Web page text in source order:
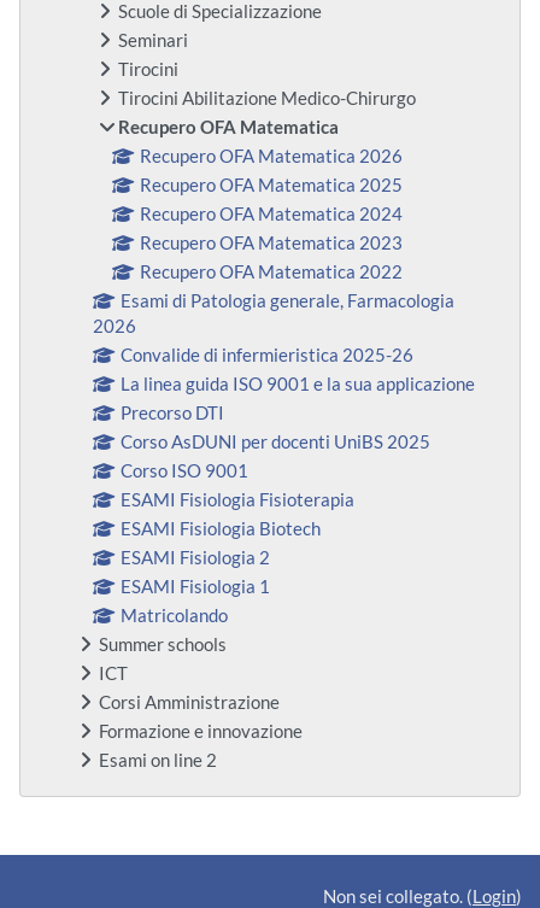
Scuole di Specializzazione
Seminari
Tirocini
Tirocini Abilitazione Medico-Chirurgo
Recupero OFA Matematica
Recupero OFA Matematica 2026
Recupero OFA Matematica 2025
Recupero OFA Matematica 2024
Recupero OFA Matematica 2023
Recupero OFA Matematica 2022
Esami di Patologia generale, Farmacologia
2026
Convalide di infermieristica 2025-26
La linea guida ISO 9001 e la sua applicazione
Precorso DTI
Corso AsDUNI per docenti UniBS 2025
Corso ISO 9001
ESAMI Fisiologia Fisioterapia
ESAMI Fisiologia Biotech
ESAMI Fisiologia 2
ESAMI Fisiologia 1
Matricolando
Summer schools
ICT
Corsi Amministrazione
Formazione e innovazione
Esami on line 2
Blocchi supplementari
Non sei collegato. (Login)